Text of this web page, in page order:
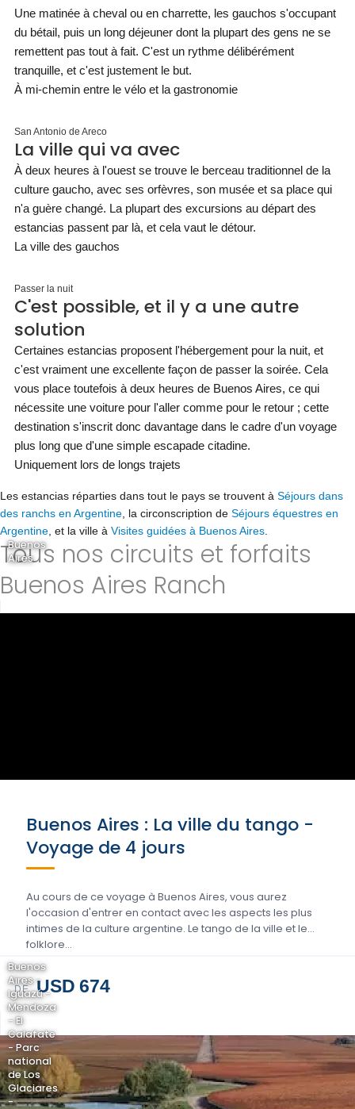
Une matinée à cheval ou en charrette, les gauchos s'occupant
du bétail, puis un long déjeuner dont la plupart des gens ne se
remettent pas tout à fait. C'est un rythme délibérément
tranquille, et c'est justement le but.
À mi-chemin entre le vélo et la gastronomie
San Antonio de Areco
La ville qui va avec
À deux heures à l'ouest se trouve le berceau traditionnel de la
culture gaucho, avec ses orfèvres, son musée et sa place qui
n'a guère changé. La plupart des excursions au départ des
estancias passent par là, et cela vaut le détour.
La ville des gauchos
Passer la nuit
C'est possible, et il y a une autre
solution
Certaines estancias proposent l'hébergement pour la nuit, et
c'est vraiment une excellente façon de passer la soirée. Cela
vous place toutefois à deux heures de Buenos Aires, ce qui
nécessite une voiture pour l'aller comme pour le retour ; cette
destination s'inscrit donc davantage dans le cadre d'un voyage
plus long que d'une simple escapade citadine.
Uniquement lors de longs trajets
Les estancias réparties dans tout le pays se trouvent à Séjours dans
des ranchs en Argentine , la circonscription de Séjours équestres en
Argentine , et la ville à Visites guidées à Buenos Aires
Tous nos circuits et forfaits
Buenos Aires Ranch
Buenos
Aires
Buenos Aires : La ville du tango -
Voyage de 4 jours
Au cours de ce voyage à Buenos Aires, vous aurez
l'occasion d'entrer en contact avec les aspects les plus
intimes de la culture argentine. Le tango de la ville et le
folklore...
DE USD 674
Buenos
Aires -
Iguazú -
Mendoza
- El
Calafate
- Parc
national
de Los
Glaciares
-